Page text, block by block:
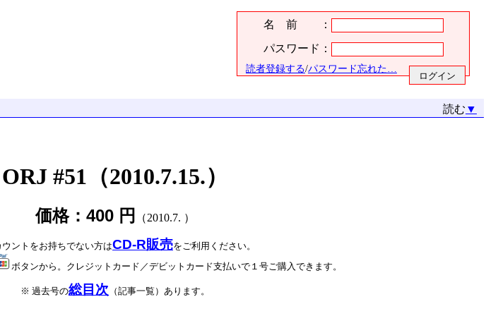
名 前 ：
パスワード：
読者登録する/パスワード忘れた…
読む ▼
ORJ #51（2010.7.15.）
価格：400 円 （2010.7. ）
ントをお持ちでない方はCD-R販売をご利用ください。
ボタンから。クレジットカード／デビットカード支払いで１号ご購入できます。
※ 過去号の総目次 （記事一覧）あります。